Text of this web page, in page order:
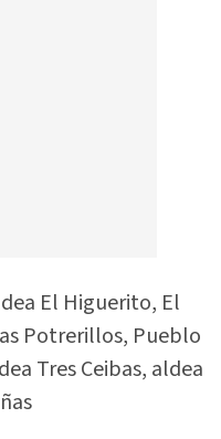
El Higuerito, El
Potrerillos, Pueblo
Tres Ceibas, aldea